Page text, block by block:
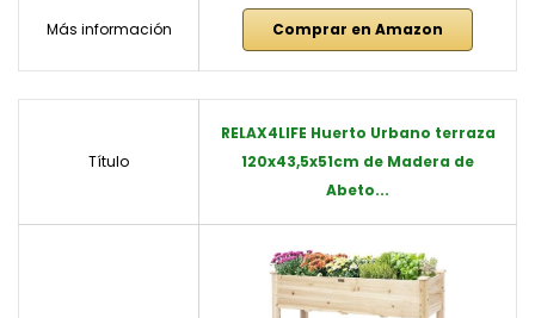
Más información Comprar en Amazon
Título
RELAX4LIFE Huerto Urbano terraza
120x43,5x51cm de Madera de
Abeto...